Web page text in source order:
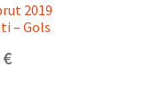
2019
– Gols
€Aktueller